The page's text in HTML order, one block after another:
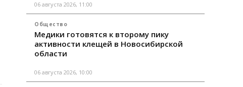
06 августа 2026, 11:00
Общество
Медики готовятся к второму пику
активности клещей в Новосибирской
области
06 августа 2026, 10:00